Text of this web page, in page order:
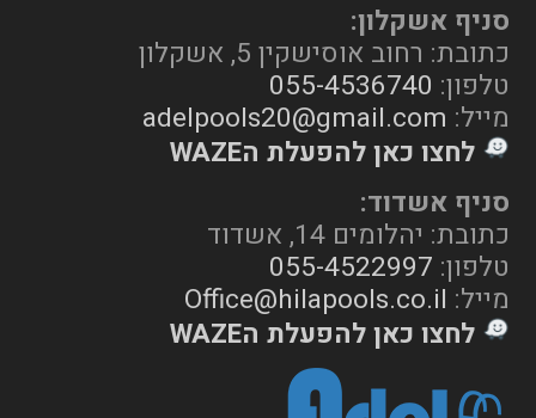
סניף אשקלון:
כתובת: רחוב אוסישקין 5, אשקלון
טלפון: 055-4536740
מייל: adelpools20@gmail.com
לחצו כאן להפעלת הWAZE
סניף אשדוד:
כתובת: יהלומים 14, אשדוד
טלפון: 055-4522997
מייל: Office@hilapools.co.il
לחצו כאן להפעלת הWAZE